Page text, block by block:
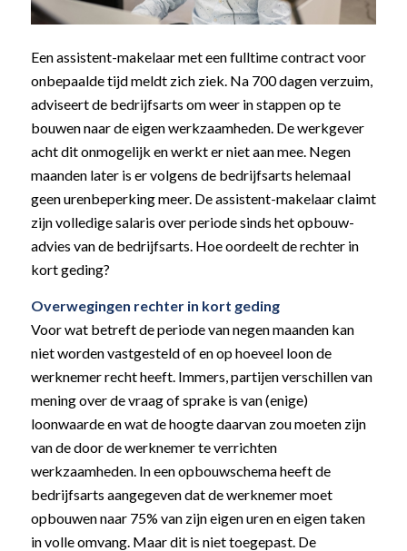
Een assistent-makelaar met een fulltime contract voor
onbepaalde tijd meldt zich ziek. Na 700 dagen verzuim,
adviseert de bedrijfsarts om weer in stappen op te
bouwen naar de eigen werkzaamheden. De werkgever
acht dit onmogelijk en werkt er niet aan mee. Negen
maanden later is er volgens de bedrijfsarts helemaal
geen urenbeperking meer. De assistent-makelaar claimt
zijn volledige salaris over periode sinds het opbouw-
advies van de bedrijfsarts. Hoe oordeelt de rechter in
kort geding?
Overwegingen rechter in kort geding
Voor wat betreft de periode van negen maanden kan
niet worden vastgesteld of en op hoeveel loon de
werknemer recht heeft. Immers, partijen verschillen van
mening over de vraag of sprake is van (enige)
loonwaarde en wat de hoogte daarvan zou moeten zijn
van de door de werknemer te verrichten
werkzaamheden. In een opbouwschema heeft de
bedrijfsarts aangegeven dat de werknemer moet
opbouwen naar 75% van zijn eigen uren en eigen taken
in volle omvang. Maar dit is niet toegepast. De